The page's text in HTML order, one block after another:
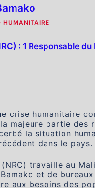
HUMANITAIRE
: 1 Responsable
crise humanitaire
majeure partie des
la situation
dans le pays.
travaille au
et de
aux besoins des